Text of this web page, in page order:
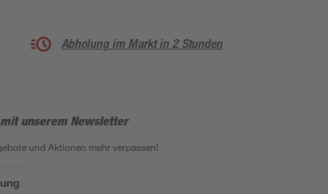
Abholung im Markt in 2 Stunden
unserem Newsletter
und Aktionen mehr verpassen!